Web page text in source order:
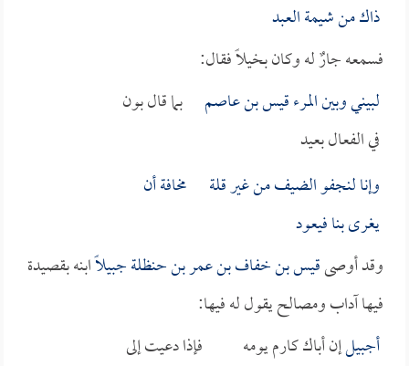
ذاك من شيمة العبد
فسمعه جارٌ له وكان بخيلاً فقال:
لبيني وبين المرءقيس بن عاصم بما قال بون
في الفعال بعيد
وإنا لنجفو الضيف من غير قلة مخافة أن
يغرى بنا فيعود
وقد أوصىقيس بن خفاف بن عمر بن حنظلةجبيلاًابنه بقصيدة
فيها آداب ومصالح يقول له فيها:
أجبيلإن أباك كارم يومه فإذا دعيت إلى